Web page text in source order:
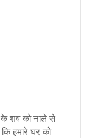
के शव को नाले से
हमारे घर को